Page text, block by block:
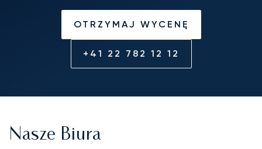
OTRZYMAJ WYCENĘ
+41 22 782 12 12
Nasze Biura